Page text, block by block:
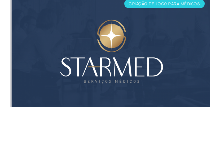
CRIAÇÃO DE LOGO PARA MÉDICOS